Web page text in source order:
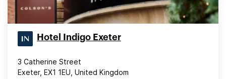
Hotel Indigo Exeter
3 Catherine Street
Exeter, EX1 1EU, United Kingdom